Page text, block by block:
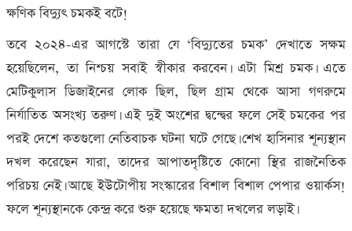
ক্ষণিক বিদ্যুৎ চমকই বটে!
তবে ২০২৪-এর আগস্টে তারা যে ‘বিদ্যুতের চমক’ দেখাতে সক্ষম
হয়েছিলেন, তা নিশ্চয় সবাই স্বীকার করবেন। এটা মিশ্র চমক। এতে
মেটিকুলাস ডিজাইনের লোক ছিল, ছিল গ্রাম থেকে আসা গণরুমে
নির্যাতিত অসংখ্য তরুণ। এই দুই অংশের দ্বন্দ্বের ফলে সেই চমকের পর
পরই দেশে কতগুলো নেতিবাচক ঘটনা ঘটে গেছে। শেখ হাসিনার শূন্যস্থান
দখল করেছেন যারা, তাদের আপাতদৃষ্টিতে কোনো স্থির রাজনৈতিক
পরিচয় নেই। আছে ইউটোপীয় সংস্কারের বিশাল বিশাল পেপার ওয়ার্কস!
ফলে শূন্যস্থানকে কেন্দ্র করে শুরু হয়েছে ক্ষমতা দখলের লড়াই।